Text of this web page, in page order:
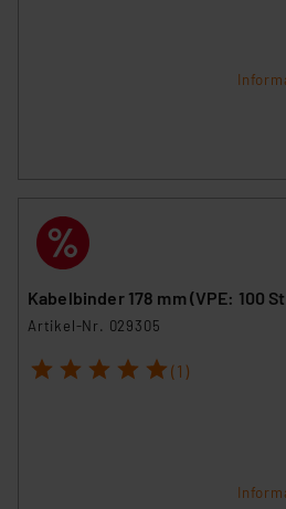
Kabelbinder 178 mm (VPE: 100
Artikel-Nr. 029305
1 2 3 4 5 (1)